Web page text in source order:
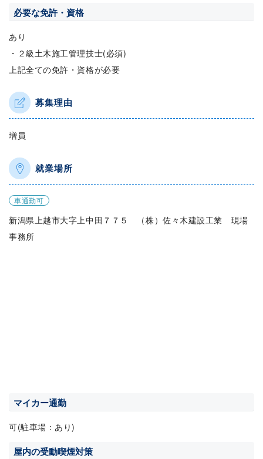
必要な免許・資格
あり
・２級土木施工管理技士(必須)
上記全ての免許・資格が必要
募集理由
増員
就業場所
車通勤可
新潟県上越市大字上中田７７５ （株）佐々木建設工業 現場
事務所
マイカー通勤
可(駐車場：あり)
屋内の受動喫煙対策